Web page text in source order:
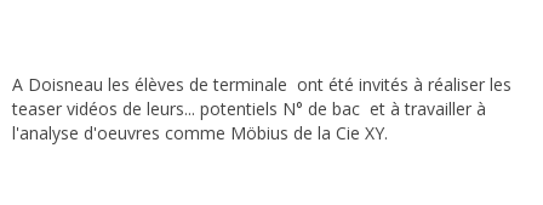
A Doisneau les élèves de terminale ont été invités à réaliser les
teaser vidéos de leurs... potentiels N° de bac et à travailler à
l'analyse d'oeuvres comme Möbius de la Cie XY.